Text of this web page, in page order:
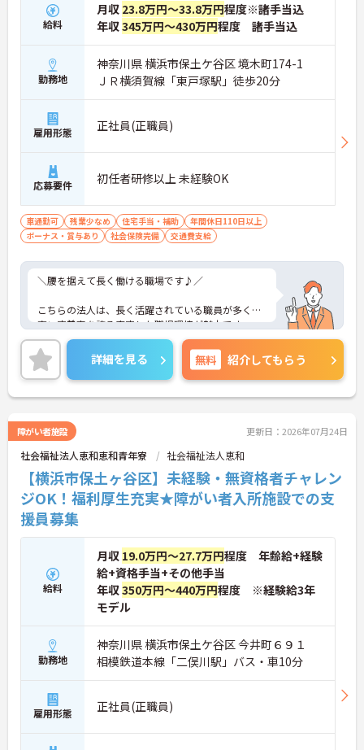
給料
月収 23.8万円～33.8万円程度※諸手当込
年収345万円～430万円程度 諸手当込
勤務地
神奈川県 横浜市保土ケ谷区 境木町174-1
ＪＲ横須賀線「東戸塚駅」徒歩20分
雇用形態 正社員(正職員)
応募要件 初任者研修以上 未経験OK
車通勤可 残業少なめ 住宅手当・補助
年間休日110日以上
ボーナス・賞与あり
社会保険完備 交通費支給
＼腰を据えて長く働ける職場です♪／
こちらの法人は、長く活躍されている職員が多く、
高い定着率を誇る安定した職場環境が魅力です。
スタッフ同士のコミュニケーションを大切にしてお
り、職種や部署の垣根を越えて協力しながら業務を
進めています。そのため、困ったときも相談しやす
く、一人で悩みを抱え込まずに働ける環境です。
制を整えており、未経験の方やブランクのある方も
安心してスタートできます。新しく入職される方へ
のフォローも手厚く、職場に馴染めるよう周囲がし
っかりサポート。「新しい環境に挑戦したい」「安
心できる職場で長く働きたい」という方にぴったり
の職場です。
――――――――――――――― ■ 定着率の高さが自慢♪ ―――――――――――――――
られる環境です。
・在籍期間の長い職員が多数活躍中 ・安定した法人
運営で将来も安心 ・腰を据えてキャリア形成が可能
→ 「長く働きたい」という方に選ばれている職場で
――――――――――――――― ■ チームワーク抜群の職場環境 ―――――――――――――――
職種や部署を問わず、お互いに支え合う風土があり
・スタッフ同士の連携を大切にしている ・困った時
も相談しやすい雰囲気 ・職種の垣根を越えた協力体
制
→ 一人で抱え込まず、みんなで支え合える環境です
詳細を見る 無料 紹介してもらう
障がい者施設 更新日：2026年07月24日
社会福祉法人恵和恵和青年寮 社会福祉法人恵和
【横浜市保土ヶ谷区】未経験・無資格者チャレン
ジOK！福利厚生充実★障がい者入所施設での支
援員募集
給料
月収 19.0万円～27.7万円程度 年齢給+経験
給+資格手当+その他手当
年収350万円～440万円程度 ※経験給3年
モデル
勤務地
神奈川県 横浜市保土ケ谷区 今井町６９１
相模鉄道本線「二俣川駅」バス・車10分
雇用形態 正社員(正職員)